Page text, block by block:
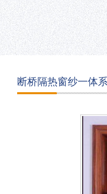
断桥隔热窗纱一体